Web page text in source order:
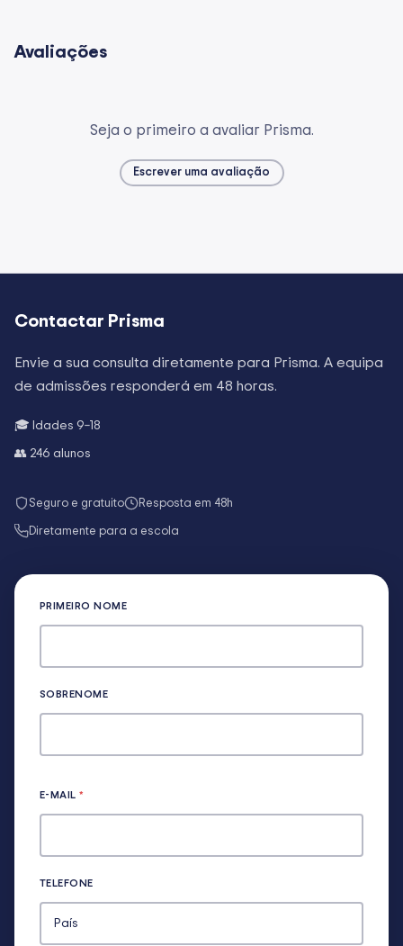
Avaliações
Seja o primeiro a avaliar Prisma.
Escrever uma avaliação
Contactar Prisma
Envie a sua consulta diretamente para Prisma. A equipa
de admissões responderá em 48 horas.
🎓 Idades 9–18
👥 246 alunos
Seguro e gratuito Resposta em 48h
Diretamente para a escola
PRIMEIRO NOME
SOBRENOME
E-MAIL*
TELEFONE